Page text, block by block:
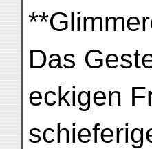
Das
eckigen